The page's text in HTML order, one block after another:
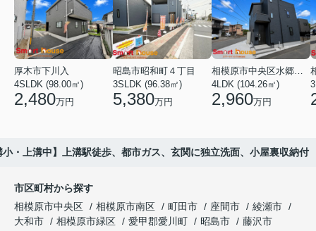
厚木市下川入
4SLDK (98.00㎡)
2,480万円
昭島市昭和町４丁目
3SLDK (96.38㎡)
5,380万円
相模原市中央区水郷田名２丁目
4LDK (104.26㎡)
2,960万円
・上溝中】上溝駅徒歩、都市ガス、玄関に独立洗面、小屋裏収納付
市区町村から探す
相模原市中央区
相模原市南区 町田市 座間市
綾瀬市
大和市
相模原市緑区 愛甲郡愛川町 昭島市
藤沢市